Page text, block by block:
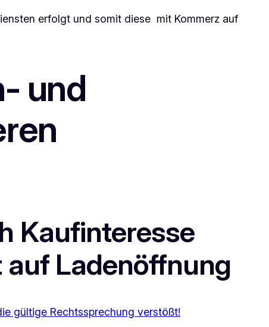
erfolgt und somit diese mit Kommerz auf
und
Kaufinteresse
Ladenöffnung
gültige Rechtssprechung verstößt!